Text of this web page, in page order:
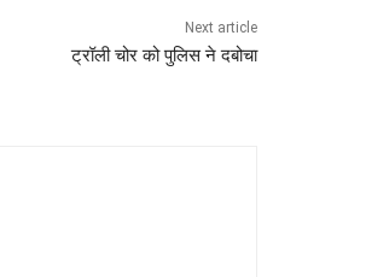
Next article
ट्रॉली चोर को पुलिस ने दबोचा